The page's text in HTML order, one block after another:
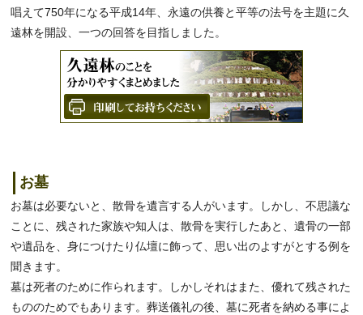
唱えて750年になる平成14年、永遠の供養と平等の法号を主題に久
遠林を開設、一つの回答を目指しました。
お墓
お墓は必要ないと、散骨を遺言する人がいます。しかし、不思議な
ことに、残された家族や知人は、散骨を実行したあと、遺骨の一部
や遺品を、身につけたり仏壇に飾って、思い出のよすがとする例を
聞きます。
墓は死者のために作られます。しかしそれはまた、優れて残された
もののためでもあります。葬送儀礼の後、墓に死者を納める事によ